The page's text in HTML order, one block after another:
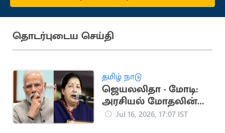
தொடர்புடைய செய்தி
தமிழ் நாடு
ஜெயலலிதா - மோடி:
அரசியல் மோதலின்
முக்கிய தருணங்கள்
Jul 16, 2026, 17:07 IST